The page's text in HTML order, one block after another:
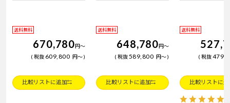
送料無料
670,780円～
税抜 609,800 円～
比較リストに追加
送料無料
648,780円～
税抜589,800 円～
比較リストに追加
送料無料
税抜
比較リストに追